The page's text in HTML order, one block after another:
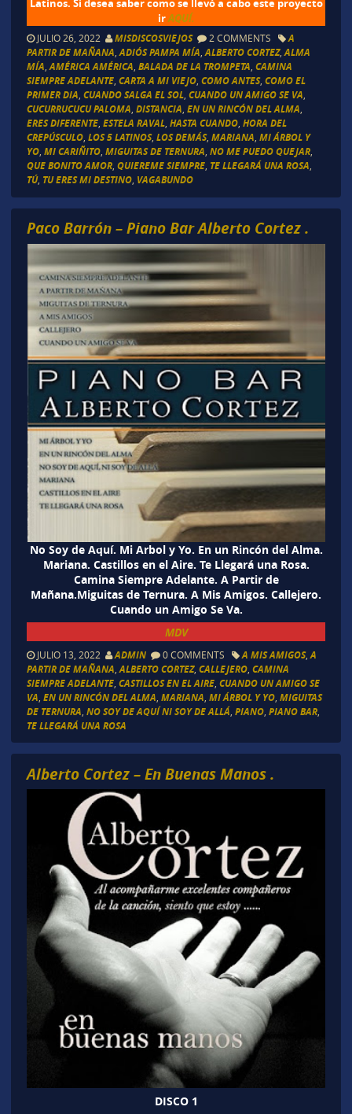
irAQUÍ.
JULIO 26, 2022 MISDISCOSVIEJOS 2 COMMENTS
A
PARTIR DE MAÑANA,ADIÓS PAMPA MÍA,ALBERTO CORTEZ,ALMA
MÍA,AMÉRICA AMÉRICA, BALADA DE LA TROMPETA, CAMINA
SIEMPRE ADELANTE, CARTA A MI VIEJO, COMO ANTES, COMO EL
PRIMER DIA, CUANDO SALGA EL SOL, CUANDO UN AMIGO SE VA,
CUCURRUCUCU PALOMA, DISTANCIA, EN UN RINCÓN DEL ALMA,
ERES DIFERENTE, ESTELA RAVAL, HASTA CUANDO, HORA DEL
CREPÚSCULO, LOS 5 LATINOS, LOS DEMÁS, MARIANA, MI ÁRBOL Y
YO, MI CARIÑITO, MIGUITAS DE TERNURA, NO ME PUEDO QUEJAR,
QUE BONITO AMOR, QUIEREME SIEMPRE, TE LLEGARÁ UNA ROSA,
TÚ, TU ERES MI DESTINO, VAGABUNDO
Paco Barrón – Piano Bar Alberto Cortez .
No Soy de Aquí. Mi Arbol y Yo. En un Rincón del Alma.
Mariana. Castillos en el Aire. Te Llegará una Rosa.
Camina Siempre Adelante. A Partir de
Mañana.Miguitas de Ternura. A Mis Amigos. Callejero.
Cuando un Amigo Se Va.
MDV
JULIO 13, 2022 ADMIN 0 COMMENTS A MIS AMIGOS, A
PARTIR DE MAÑANA ALBERTO CORTEZ, CALLEJERO, CAMINA
SIEMPRE ADELANTE, CASTILLOS EN EL AIRE, CUANDO UN AMIGO SE
VA EN UN RINCÓN DEL ALMA MARIANA MI ÁRBOL Y YO, MIGUITAS
DE TERNURA NO SOY DE AQUÍ NI SOY DE ALLÁ PIANO, PIANO BAR,
TE LLEGARÁ UNA ROSA
Alberto Cortez – En Buenas Manos .
DISCO 1